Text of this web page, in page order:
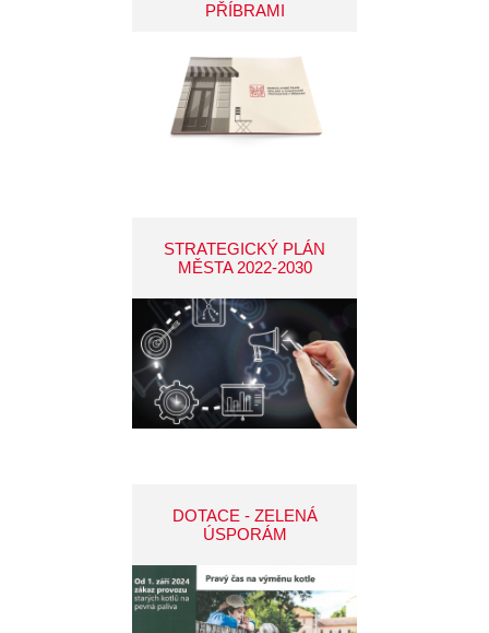
PŘÍBRAMI
STRATEGICKÝ PLÁN
MĚSTA 2022-2030
DOTACE - ZELENÁ
ÚSPORÁM